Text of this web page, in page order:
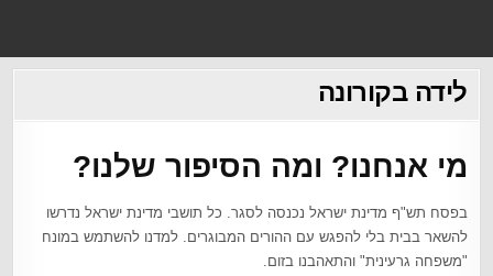
לידה בקורונה
מי אנחנו? ומה הסיפור שלנו?
בפסח תש"ף מדינת ישראל נכנסה לסגר. כל תושבי מדינת ישראל נדרשו
להשאר בבית בלי להפגש עם ההורים המבוגרים. למדנו להשתמש במונח
"משפחה גרעינית" והתאהבנו בזום.